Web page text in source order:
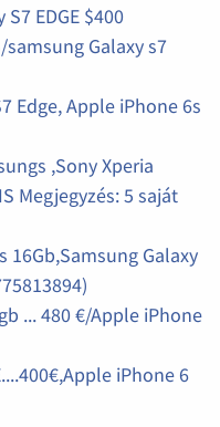
EDGE $400
Galaxy s7
Edge, Apple iPhone 6s
,Sony Xperia
Megjegyzés: 5 saját
16Gb,Samsung Galaxy
... 480 €/Apple iPhone
iPhone 6